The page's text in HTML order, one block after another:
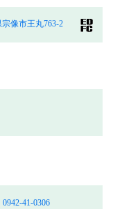
像市王丸763-2
0942-41-0306